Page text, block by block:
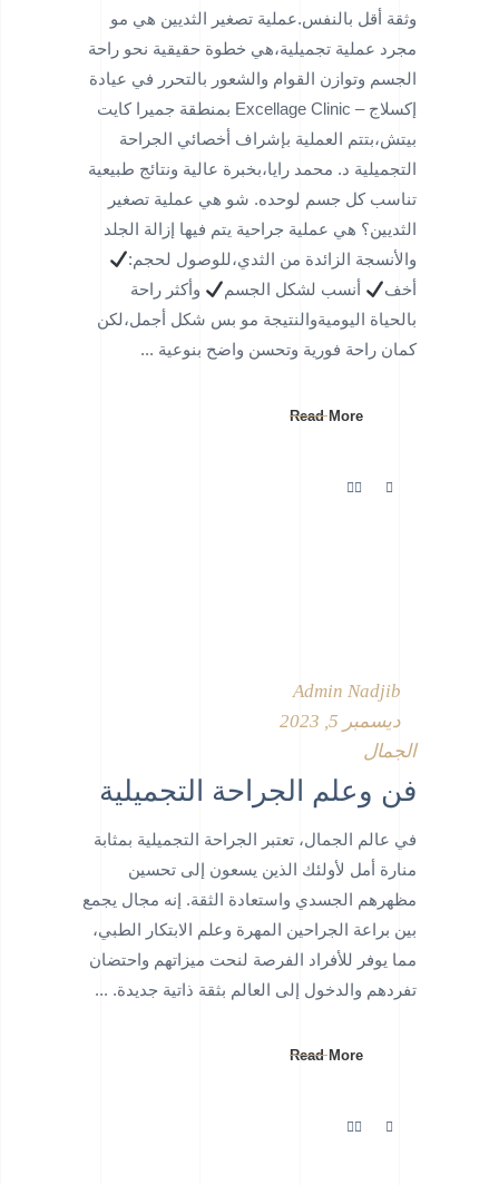
وثقة أقل بالنفس.عملية تصغير الثديين هي مو
مجرد عملية تجميلية،هي خطوة حقيقية نحو راحة
الجسم وتوازن القوام والشعور بالتحرر في عيادة
إكسلاج – Excellage Clinic بمنطقة جميرا كايت
بيتش،بتتم العملية بإشراف أخصائي الجراحة
التجميلية د. محمد رايا،بخبرة عالية ونتائج طبيعية
تناسب كل جسم لوحده. شو هي عملية تصغير
الثديين؟ هي عملية جراحية يتم فيها إزالة الجلد
والأنسجة الزائدة من الثدي،للوصول لحجم:
أخف
أنسب لشكل الجسم
وأكثر راحة
بالحياة اليوميةوالنتيجة مو بس شكل أجمل،لكن
كمان راحة فورية وتحسن واضح بنوعية
Read More
Admin Nadjib
ديسمبر 5, 2023
الجمال
فن وعلم الجراحة التجميلية
في عالم الجمال، تعتبر الجراحة التجميلية بمثابة
منارة أمل لأولئك الذين يسعون إلى تحسين
مظهرهم الجسدي واستعادة الثقة. إنه مجال يجمع
بين براعة الجراحين المهرة وعلم الابتكار الطبي،
مما يوفر للأفراد الفرصة لنحت ميزاتهم واحتضان
تفردهم والدخول إلى العالم بثقة ذاتية جديدة.
Read More